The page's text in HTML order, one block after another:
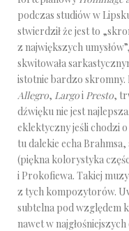
podczas studiów w
stwierdził że jest to
z największych
skwitowała
istotnie bardzo skromny.
Allegro, Largoi Presto,
dźwięku nie jest
eklektyczny jeśli chodzi
tu dalekie echa Brahmsa,
(piękna kolorystyka
i Prokofiewa. Takiej
z tych kompozytorów.
subtelna pod względem
nawet w